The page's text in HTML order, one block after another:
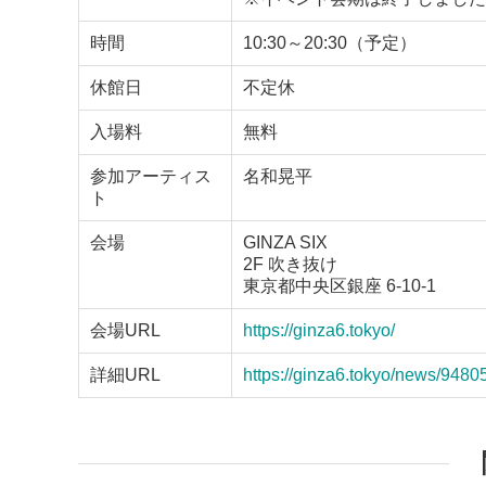
時間 10:30～20:30（予定）
休館日 不定休
入場料 無料
参加アーティス
ト
名和晃平
会場
GINZA SIX
2F 吹き抜け
東京都中央区銀座 6-10-1
会場URL https://ginza6.tokyo/
詳細URL https://ginza6.tokyo/news/